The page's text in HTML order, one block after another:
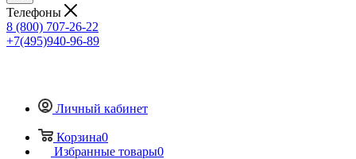
Телефоны
8 (800) 707-26-22
+7(495)940-96-89
Личный кабинет
Корзина0
Избранные товары0